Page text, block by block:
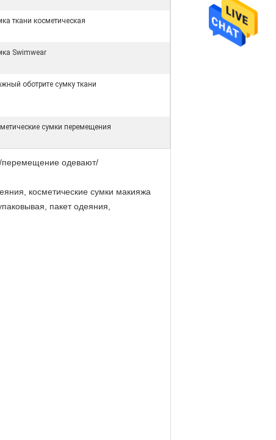
ткани косметическая
Swimwear
оботрите сумку ткани
сумки перемещения
перемещение одевают/
косметические сумки макияжа
пакет одеяния,